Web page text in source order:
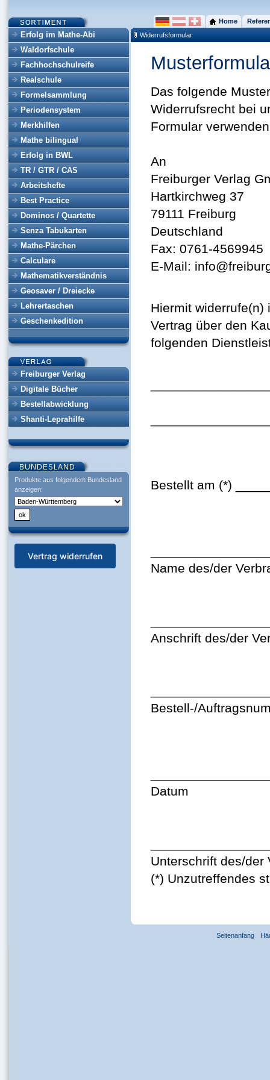
Erfolg im Mathe-Abi
Waldorfschule
Fachhochschulreife
Realschule
Formelsammlung
Periodensystem
Merkhilfen
Mathe bilingual
Erfolg in BWL
TR / GTR / CAS
Arbeitshefte
Best Practice
Dominos / Quartette
Senza Tabukarten
Mathe-Pärchen
Calculare
Mathematikverständnis
Geosaver / Dreiecke
Lehrertaschen
Geschenkedition
Freiburger Verlag
Digitale Bücher
Bestellabwicklung
Shanti-Leprahilfe
Produkte aus folgendem Bundesland
anzeigen:
Vertrag widerrufen
Home
Widerrufsformular
Das folgende
Widerrufsrecht bei
Formular
An
Freiburger Verlag
Hartkirchweg 37
79111 Freiburg
Deutschland
Fax: 0761-4569945
E-Mail:
Hiermit
Vertrag über den
folgenden
Bestellt am (*)
Name des/der
Anschrift des/der
Bestell-/
Datum
Unterschrift des/der
(*) Unzutreffendes
Seitenanfang